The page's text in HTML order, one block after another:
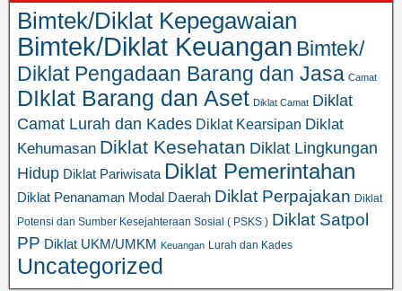
Bimtek/Diklat Kepegawaian
Bimtek/Diklat Keuangan Bimtek/
Diklat Pengadaan Barang dan Jasa Camat
DIklat Barang dan Aset Diklat Camat Diklat
Camat Lurah dan Kades Diklat Kearsipan Diklat
Kehumasan Diklat Kesehatan Diklat Lingkungan
Hidup Diklat Pariwisata Diklat Pemerintahan
Diklat Penanaman Modal Daerah Diklat Perpajakan Diklat
Potensi dan Sumber Kesejahteraan Sosial ( PSKS ) Diklat Satpol
PP Diklat UKM/UMKM Keuangan Lurah dan Kades
Uncategorized